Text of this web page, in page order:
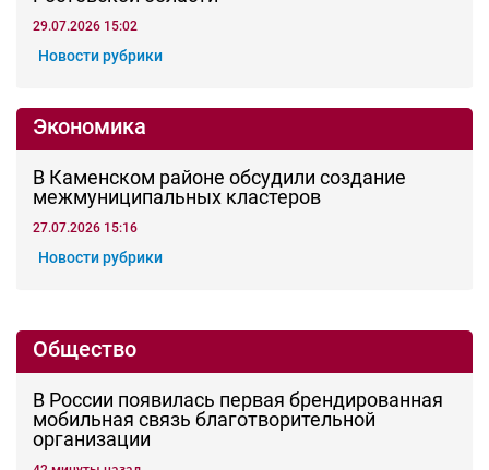
вчера, 14:03
Донские власти опровергли слухи о
массовом закрытии АЗС в Ростовской
области
вчера, 13:01
ЖКХ
произошло в Ростове
вчера, 12:54
Общество